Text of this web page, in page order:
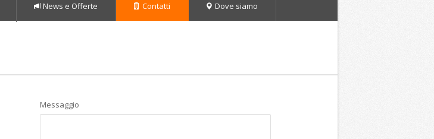
News e Offerte Contatti Dove siamo
Messaggio